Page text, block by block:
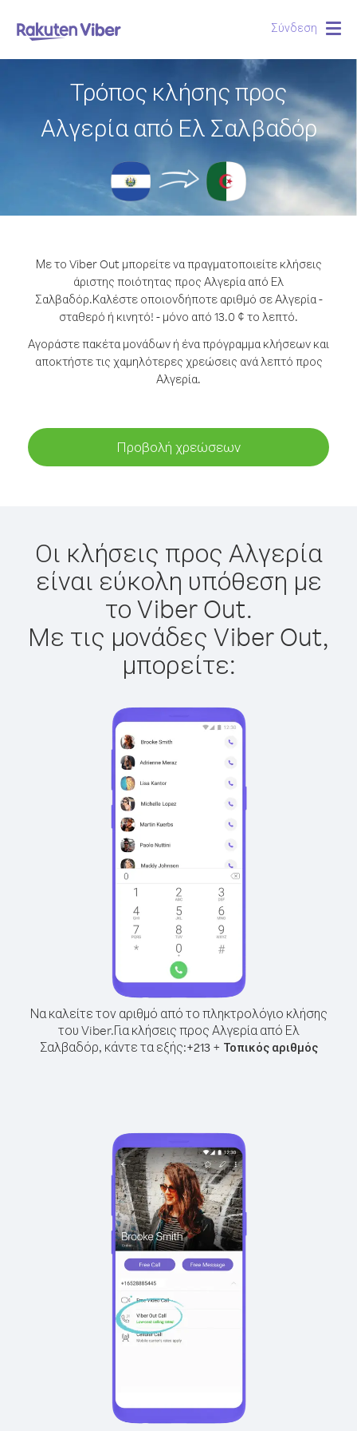
Σύνδεση
Τρόπος κλήσης προς
Αλγερία από Ελ Σαλβαδόρ
Με το Viber Out μπορείτε να πραγματοποιείτε κλήσεις
άριστης ποιότητας προς Αλγερία από Ελ
Σαλβαδόρ.Καλέστε οποιονδήποτε αριθμό σε Αλγερία -
σταθερό ή κινητό! - μόνο από 13.0 ¢ το λεπτό.
Αγοράστε πακέτα μονάδων ή ένα πρόγραμμα κλήσεων και
αποκτήστε τις χαμηλότερες χρεώσεις ανά λεπτό προς
Αλγερία.
Προβολή χρεώσεων
Οι κλήσεις προς Αλγερία
είναι εύκολη υπόθεση με
το Viber Out.
Με τις μονάδες Viber Out,
μπορείτε:
Να καλείτε τον αριθμό από το πληκτρολόγιο κλήσης
του Viber.Για κλήσεις προς Αλγερία από Ελ
Σαλβαδόρ, κάντε τα εξής:+213+ Τοπικός αριθμός